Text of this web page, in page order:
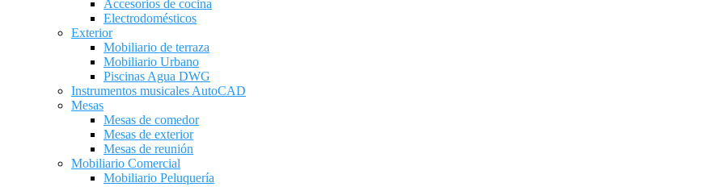
Accesorios de cocina
Electrodomésticos
Exterior
Mobiliario de terraza
Mobiliario Urbano
Piscinas Agua DWG
Instrumentos musicales AutoCAD
Mesas
Mesas de comedor
Mesas de exterior
Mesas de reunión
Mobiliario Comercial
Mobiliario Peluquería